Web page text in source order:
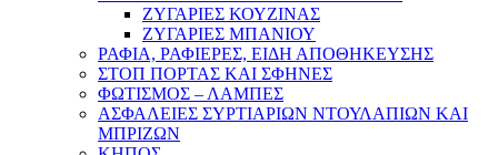
ΖΥΓΑΡΙΕΣ ΚΟΥΖΙΝΑΣ
ΖΥΓΑΡΙΕΣ ΜΠΑΝΙΟΥ
ΡΑΦΙΑ, ΡΑΦΙΕΡΕΣ, ΕΙΔΗ ΑΠΟΘΗΚΕΥΣΗΣ
ΣΤΟΠ ΠΟΡΤΑΣ ΚΑΙ ΣΦΗΝΕΣ
ΦΩΤΙΣΜΟΣ – ΛΑΜΠΕΣ
ΑΣΦΑΛΕΙΕΣ ΣΥΡΤΙΑΡΙΩΝ ΝΤΟΥΛΑΠΙΩΝ ΚΑΙ
ΜΠΡΙΖΩΝ